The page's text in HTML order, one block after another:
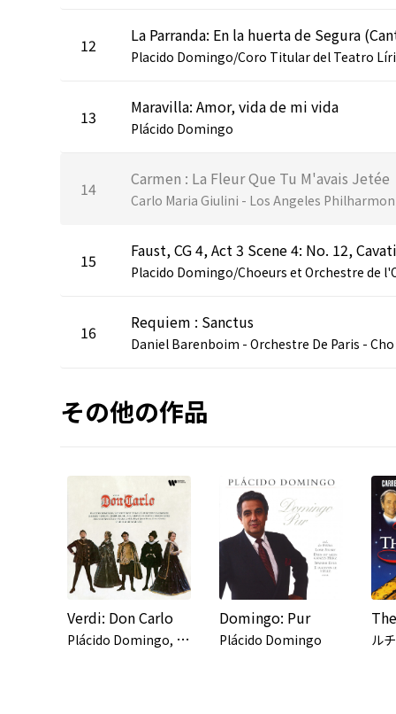
12
13 Maravilla: Amor, vida de mi vida
Plácido Domingo
14
Carmen : La Fleur Que Tu M'avais Jetée
15
16
Requiem : Sanctus
その他の作品
Verdi: Don Carlo
P
lácido Domingo, Montserrat Caballé, Ruggero Raimondi, Sherrill Milnes, Shirley Verrett, Orchestra of the Royal Opera House, Covent Garden, Carlo Maria Giulini
Domingo: Pur
Plácido Domingo